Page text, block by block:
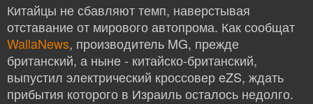
Китайцы не сбавляют темп, наверстывая
отставание от мирового автопрома. Как сообщат
WallaNews, производитель MG, прежде
британский, а ныне - китайско-британский,
выпустил электрический кроссовер eZS, ждать
прибытия которого в Израиль осталось недолго.